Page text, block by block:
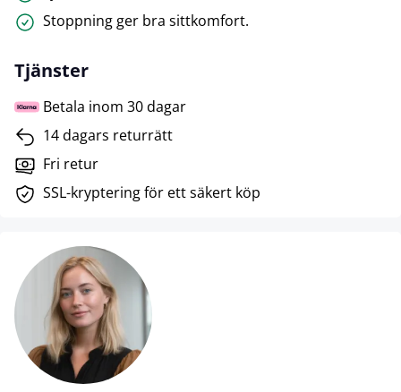
Stoppning ger bra sittkomfort.
Tjänster
Betala inom 30 dagar
14 dagars returrätt
Fri retur
SSL-kryptering för ett säkert köp